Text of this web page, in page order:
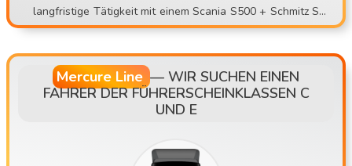
langfristige Tätigkeit mit einem Scania S500 + Schmitz Sko
24-Kühlauflieger. Mate Trans Kft. https://matetrans.webnod
e.hu/ Unser Motto lautet: „Profi oder gar nichts!“ Aufgrund
einer FLOTTENERWEITERUNG ist eine Stelle als Lkw-Fahr
er zu besetzen! Ich freue mich auf Bewerbungen von erfahr
enen Fahrern für internationale Einsätze mit Kühlfahrzeuge
nser Unternehmen, die Mate Trans Kft., ist 2018 auf den M
Mercure Line — WIR SUCHEN EINEN
FAHRER DER FÜHRERSCHEINKLASSEN C
UND E